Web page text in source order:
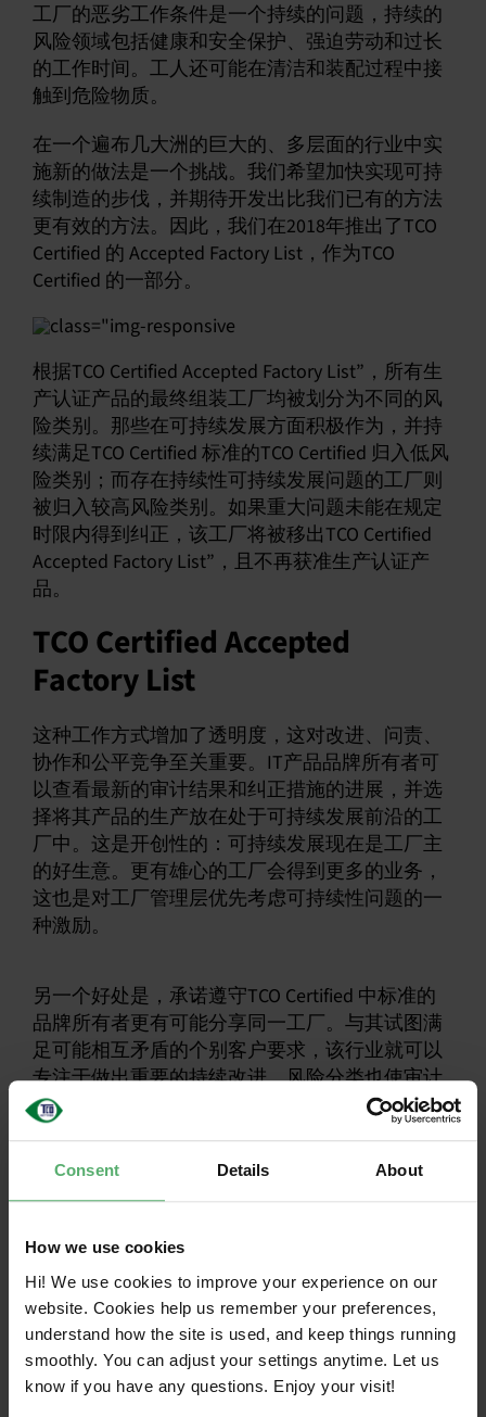
Consent Details About
How we use cookies
Hi! We use cookies to improve your experience on our
website. Cookies help us remember your preferences,
understand how the site is used, and keep things running
smoothly. You can adjust your settings anytime. Let us
know if you have any questions. Enjoy your visit!
工厂的恶劣工作条件是一个持续的问题，持续的
风险领域包括健康和安全保护、强迫劳动和过长
的工作时间。工人还可能在清洁和装配过程中接
触到危险物质。
在一个遍布几大洲的巨大的、多层面的行业中实
施新的做法是一个挑战。我们希望加快实现可持
续制造的步伐，并期待开发出比我们已有的方法
更有效的方法。因此，我们在2018年推出了TCO
Certified 的 Accepted Factory List，作为TCO
Certified 的一部分。
根据TCO Certified Accepted Factory List”，所有生
产认证产品的最终组装工厂均被划分为不同的风
险类别。那些在可持续发展方面积极作为，并持
续满足TCO Certified 标准的TCO Certified 归入低风
险类别；而存在持续性可持续发展问题的工厂则
被归入较高风险类别。如果重大问题未能在规定
时限内得到纠正，该工厂将被移出TCO Certified
Accepted Factory List”，且不再获准生产认证产
品。
TCO Certified Accepted
Factory List
这种工作方式增加了透明度，这对改进、问责、
协作和公平竞争至关重要。IT产品品牌所有者可
以查看最新的审计结果和纠正措施的进展，并选
择将其产品的生产放在处于可持续发展前沿的工
厂中。这是开创性的：可持续发展现在是工厂主
的好生意。更有雄心的工厂会得到更多的业务，
这也是对工厂管理层优先考虑可持续性问题的一
种激励。
另一个好处是，承诺遵守TCO Certified 中标准的
品牌所有者更有可能分享同一工厂。与其试图满
足可能相互矛盾的个别客户要求，该行业就可以
专注于做出重要的持续改进。风险分类也使审计
和后续行动有了更有效的计划，对高风险工厂进
行更严格的监测，从而推动更快的进展。
目前TCO Certified Accepted Factory List 84家工
厂。自2018年启动以来，已有47家工厂被移出名
单，其中大部分是因为不符合TCO Certified 。 我
们还注意到，总体而言，工厂表现已显著改善，
工作环境更加安全，过度加班的问题也减少了。
此外，越来越多的工厂正努力满足维持SA8000认
证所需的更严格审核计划要求，以提升其在TCO
Certified Accepted Factory List风险等级。